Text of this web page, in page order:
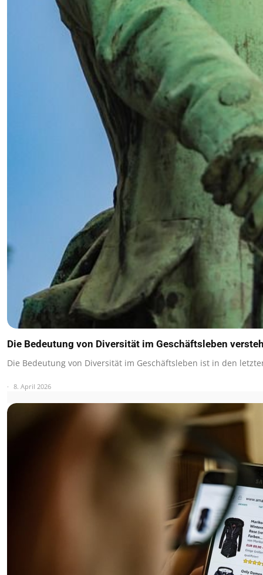
Die Bedeutung von Diversität im Geschäftsleben
Die Bedeutung von Diversität im Geschäftsleben ist in den
8. April 2026